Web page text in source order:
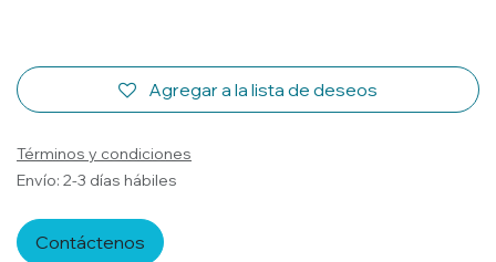
Agregar a la lista de deseos
Términos y condiciones
Envío: 2-3 días hábiles
Contáctenos